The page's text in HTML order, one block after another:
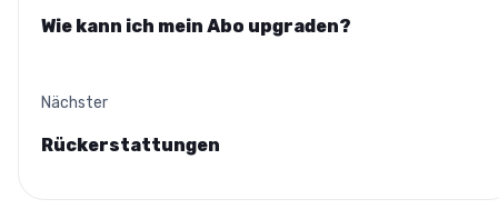
Wie kann ich mein Abo upgraden?
Nächster
Rückerstattungen